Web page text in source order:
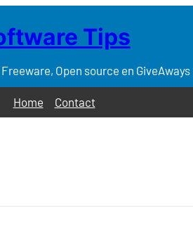
Tips
Open source en GiveAways
Home Contact